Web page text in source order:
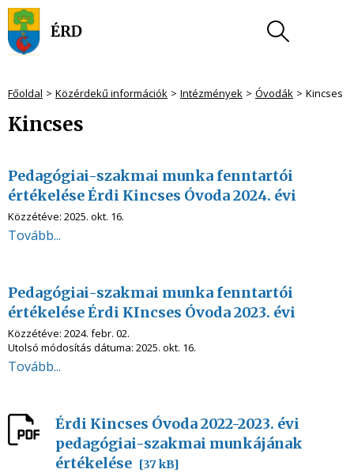
Főoldal Közérdekű információk Intézmények Óvodák Kincses
Kincses
Pedagógiai-szakmai munka fenntartói
értékelése Érdi Kincses Óvoda 2024. évi
Közzétéve: 2025. okt. 16.
Tovább...
Pedagógiai-szakmai munka fenntartói
értékelése Érdi KIncses Óvoda 2023. évi
Közzétéve: 2024. febr. 02.
Utolsó módosítás dátuma: 2025. okt. 16.
Tovább...
Érdi Kincses Óvoda 2022-2023. évi
pedagógiai-szakmai munkájának
értékelése [37 kB]